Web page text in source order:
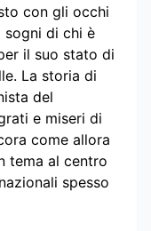
con gli occhi
sogni di chi è
il suo stato di
La storia di
del
e miseri di
come allora
tema al centro
spesso